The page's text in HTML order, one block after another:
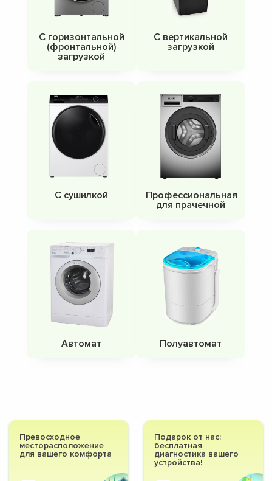
С горизонтальной
(фронтальной)
загрузкой
С вертикальной
загрузкой
С сушилкой
Профессиональная
для прачечной
Автомат Полуавтомат
Превосходное
месторасположение
для вашего комфорта
Подарок от нас:
бесплатная
диагностика вашего
устройства!